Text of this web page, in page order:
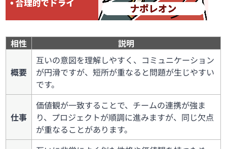
相性 説明
概要
互いの意図を理解しやすく、コミュニケーション
が円滑ですが、短所が重なると問題が生じやすい
です。
仕事
価値観が一致することで、チームの連携が強ま
り、プロジェクトが順調に進みますが、同じ欠点
が重なることがあります。